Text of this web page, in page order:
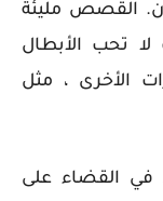
القصص مليئة
لا تحب الأبطال
الأخرى ، مثل
في القضاء على